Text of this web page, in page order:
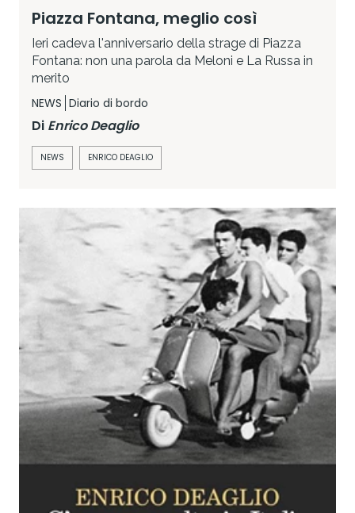
Piazza Fontana, meglio così
Ieri cadeva l'anniversario della strage di Piazza
Fontana: non una parola da Meloni e La Russa in
merito
NEWS Diario di bordo
Di Enrico Deaglio
NEWS ENRICO DEAGLIO